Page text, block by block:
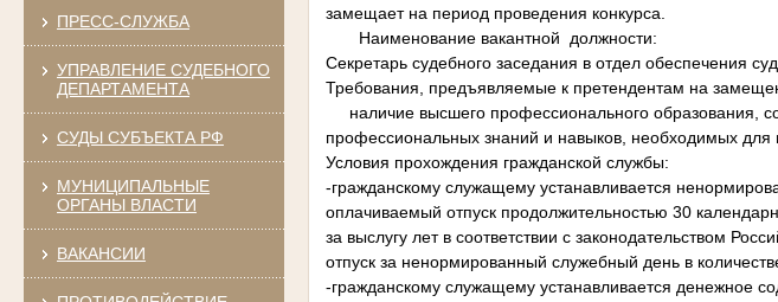
ПРЕСС-СЛУЖБА
УПРАВЛЕНИЕ СУДЕБНОГО
ДЕПАРТАМЕНТА
СУДЫ СУБЪЕКТА РФ
МУНИЦИПАЛЬНЫЕ
ОРГАНЫ ВЛАСТИ
ВАКАНСИИ
замещает на период проведения конкурса.
Наименование вакантной должности:
Секретарь судебного заседания в отдел обеспечения
Требования, предъявляемые к претендентам на
наличие высшего профессионального образования,
профессиональных знаний и навыков, необходимых для
Условия прохождения гражданской службы:
-гражданскому служащему устанавливается
оплачиваемый отпуск продолжительностью 30
за выслугу лет в соответствии с законодательством
отпуск за ненормированный служебный день в
-гражданскому служащему устанавливается денежное